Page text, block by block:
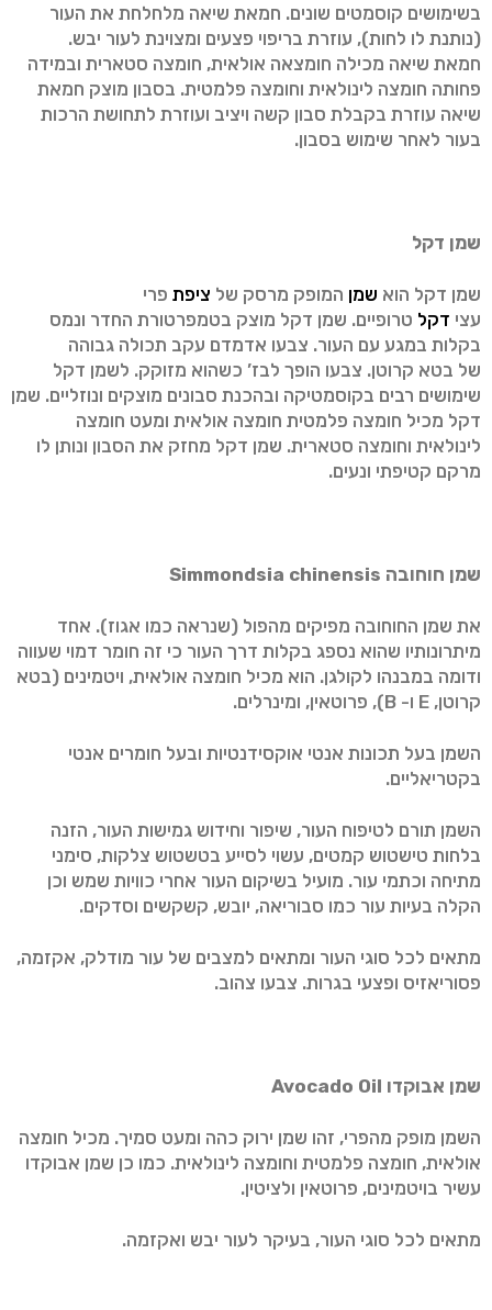
בשימושים קוסמטים שונים. חמאת שיאה מלחלחת את העור
(נותנת לו לחות), עוזרת בריפוי פצעים ומצוינת לעור יבש.
חמאת שיאה מכילה חומצאה אולאית, חומצה סטארית ובמידה
פחותה חומצה לינולאית וחומצה פלמטית. בסבון מוצק חמאת
שיאה עוזרת בקבלת סבון קשה ויציב ועוזרת לתחושת הרכות
בעור לאחר שימוש בסבון.
שמן דקל
שמן דקל הוא שמן המופק מרסק של ציפת פרי
עצי דקל טרופיים. שמן דקל מוצק בטמפרטורת החדר ונמס
בקלות במגע עם העור. צבעו אדמדם עקב תכולה גבוהה
של בטא קרוטן. צבעו הופך לבז’ כשהוא מזוקק. לשמן דקל
שימושים רבים בקוסמטיקה ובהכנת סבונים מוצקים ונוזליים. שמן
דקל מכיל חומצה פלמטית חומצה אולאית ומעט חומצה
לינולאית וחומצה סטארית. שמן דקל מחזק את הסבון ונותן לו
מרקם קטיפתי ונעים.
שמן חוחובה Simmondsia chinensis
את שמן החוחובה מפיקים מהפול (שנראה כמו אגוז). אחד
מיתרונותיו שהוא נספג בקלות דרך העור כי זה חומר דמוי שעווה
ודומה במבנהו לקולגן. הוא מכיל חומצה אולאית, ויטמינים (בטא
קרוטן, E ו- B), פרוטאין, ומינרלים.
השמן בעל תכונות אנטי אוקסידנטיות ובעל חומרים אנטי
בקטריאליים.
השמן תורם לטיפוח העור, שיפור וחידוש גמישות העור, הזנה
בלחות טישטוש קמטים, עשוי לסייע בטשטוש צלקות, סימני
מתיחה וכתמי עור. מועיל בשיקום העור אחרי כוויות שמש וכן
הקלה בעיות עור כמו סבוריאה, יובש, קשקשים וסדקים.
מתאים לכל סוגי העור ומתאים למצבים של עור מודלק, אקזמה,
פסוריאזיס ופצעי בגרות. צבעו צהוב.
שמן אבוקדו Avocado Oil
השמן מופק מהפרי, זהו שמן ירוק כהה ומעט סמיך. מכיל חומצה
אולאית, חומצה פלמטית וחומצה לינולאית. כמו כן שמן אבוקדו
עשיר בויטמינים, פרוטאין ולציטין.
מתאים לכל סוגי העור, בעיקר לעור יבש ואקזמה.